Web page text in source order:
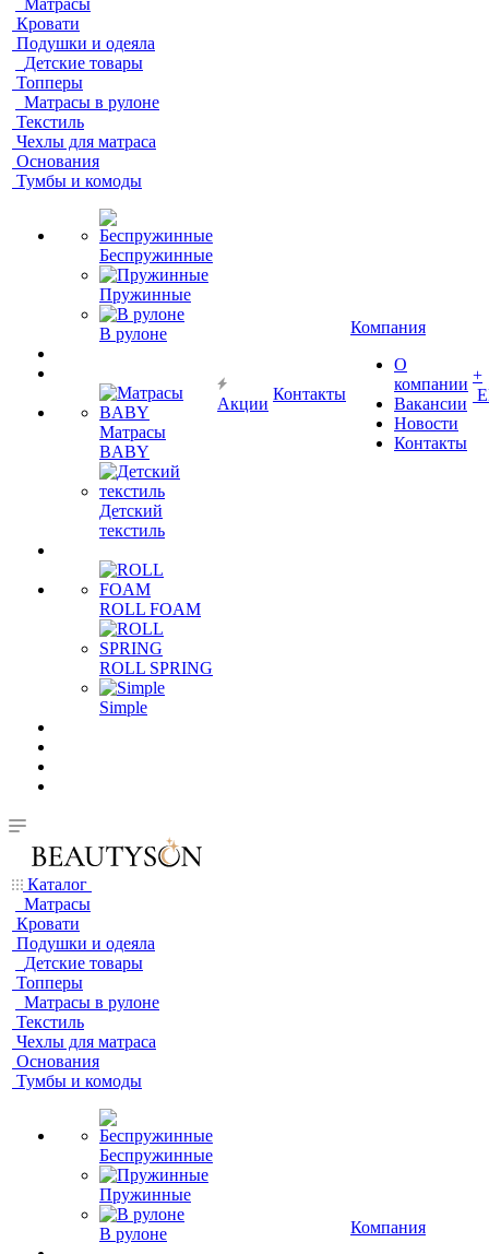
Матрасы
Кровати
Подушки и одеяла
Детские товары
Топперы
Матрасы в рулоне
Текстиль
Чехлы для матраса
Основания
Тумбы и комоды
Беспружинные
Пружинные
В рулоне
Матрасы
BABY
Детский
текстиль
ROLL FOAM
ROLL SPRING
Simple
Акции
Контакты
Компания
О
компании
Вакансии
Новости
Контакты
+
Каталог
Матрасы
Кровати
Подушки и одеяла
Детские товары
Топперы
Матрасы в рулоне
Текстиль
Чехлы для матраса
Основания
Тумбы и комоды
Беспружинные
Пружинные
В рулоне
Компания